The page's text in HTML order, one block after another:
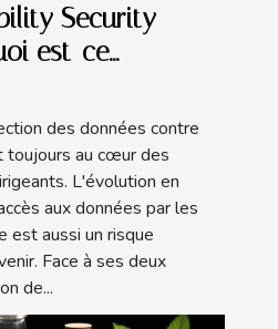
Security
est-ce
des données contre
au cœur des
L'évolution en
aux données par les
est aussi un risque
Face à ses deux
de...